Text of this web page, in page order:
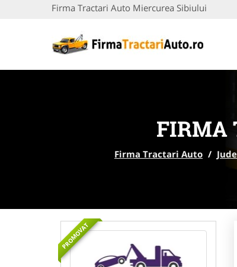
Firma Tractari Auto Miercurea Sibiului
FIRMA
Firma Tractari Auto /
PROMOVAT